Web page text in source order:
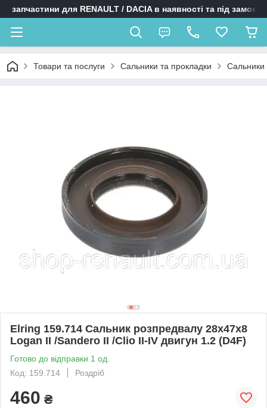
запчастини для RENAULT / DACIA в наявності та під
Товари та послуги Сальники та прокладки Сальники
Elring 159.714 Сальник розпредвалу 28х47х8
Logan II /Sandero II /Clio II-IV двигун 1.2 (D4F)
Готово до відправки 1 од.
Код: 159.714
Роздріб
460 ₴